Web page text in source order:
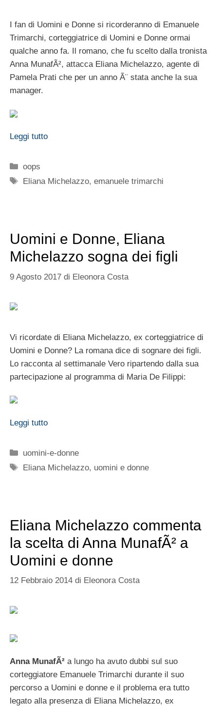
I fan di Uomini e Donne si ricorderanno di Emanuele
Trimarchi, corteggiatrice di Uomini e Donne ormai
qualche anno fa. Il romano, che fu scelto dalla tronista
Anna MunafÃ², attacca Eliana Michelazzo, agente di
Pamela Prati che per un anno Ã¨ stata anche la sua
manager.
Leggi tutto
Categorie
oops
Tag
Eliana Michelazzo,emanuele trimarchi
Uomini e Donne, Eliana
Michelazzo sogna dei figli
9 Agosto 2017 di Eleonora Costa
Vi ricordate di Eliana Michelazzo, ex corteggiatrice di
Uomini e Donne? La romana dice di sognare dei figli.
Lo racconta al settimanale Vero ripartendo dalla sua
partecipazione al programma di Maria De Filippi:
Leggi tutto
Categorie
uomini-e-donne
Tag
Eliana Michelazzo, uomini e donne
Eliana Michelazzo commenta
la scelta di Anna MunafÃ² a
Uomini e donne
12 Febbraio 2014 di Eleonora Costa
Anna MunafÃ² a lungo ha avuto dubbi sul suo
corteggiatore Emanuele Trimarchi durante il suo
percorso a Uomini e donne e il problema era tutto
legato alla presenza di Eliana Michelazzo, ex